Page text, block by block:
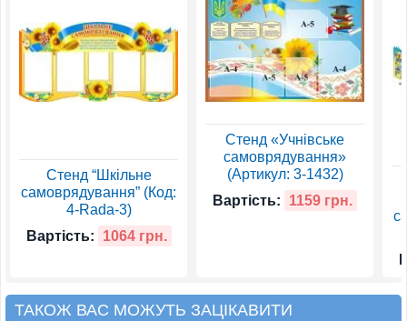
Стенд “Шкільне
самоврядування” (Код:
4-Rada-3)
Вартість:
1064 грн.
Стенд «Учнівське
самоврядування»
(Артикул: 3-1432)
Вартість:
1159 грн.
ТАКОЖ ВАС МОЖУТЬ ЗАЦІКАВИТИ